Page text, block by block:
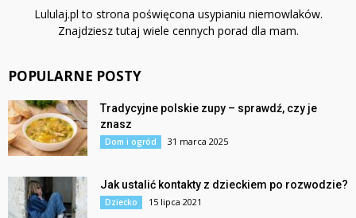
Lululaj.pl to strona poświęcona usypianiu niemowlaków.
Znajdziesz tutaj wiele cennych porad dla mam.
POPULARNE POSTY
Tradycyjne polskie zupy – sprawdź, czy je
znasz
Dom i ogród 31 marca 2025
Jak ustalić kontakty z dzieckiem po rozwodzie?
Dziecko 15 lipca 2021